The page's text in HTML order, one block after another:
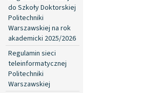
do Szkoły Doktorskiej
Politechniki
Warszawskiej na rok
akademicki 2025/2026
Regulamin sieci
teleinformatycznej
Politechniki
Warszawskiej